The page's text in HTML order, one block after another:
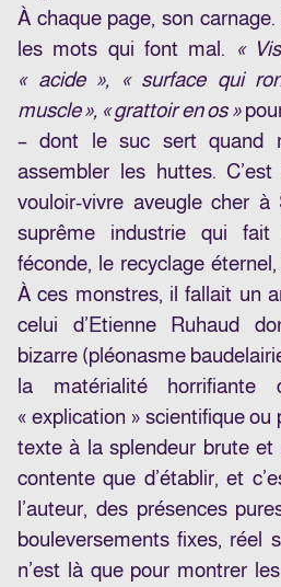
À chaque page, son
les mots qui font mal.
«
« acide », « surface qui
muscle », « grattoir en os »
– dont le suc sert quand
assembler les huttes.
vouloir-vivre aveugle cher à
suprême industrie qui
féconde, le recyclage
À ces monstres, il fallait un
celui d’Etienne Ruhaud
bizarre (pléonasme
la matérialité horrifiante
« explication » scientifique
texte à la splendeur brute et
contente que d’établir, et
l’auteur, des présences
bouleversements fixes, réel
n’est là que pour montrer